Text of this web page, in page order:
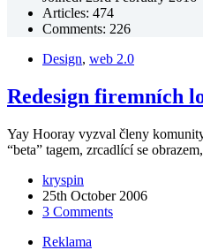
Articles: 474
Comments: 226
Design, web 2.0
Redesign firemních
Yay Hooray vyzval členy
“beta” tagem, zrcadlící se
kryspin
25th October 2006
3 Comments
Reklama